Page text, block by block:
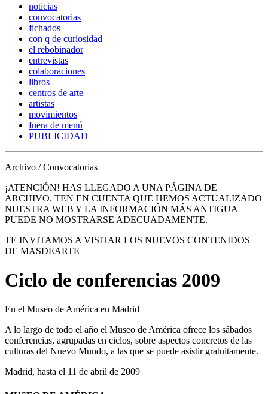
noticias
convocatorias
fichados
con q de curiosidad
el rebobinador
entrevistas
colaboraciones
libros
centros de arte
artistas
movimientos
fuera de menú
PUBLICIDAD
Archivo / Convocatorias
¡ATENCIÓN! HAS LLEGADO A UNA PÁGINA DE
ARCHIVO. TEN EN CUENTA QUE HEMOS ACTUALIZADO
NUESTRA WEB Y LA INFORMACIÓN MÁS ANTIGUA
PUEDE NO MOSTRARSE ADECUADAMENTE.
TE INVITAMOS A VISITAR LOS NUEVOS CONTENIDOS
DE MASDEARTE
Ciclo de conferencias 2009
En el Museo de América en Madrid
A lo largo de todo el año el Museo de América ofrece los sábados
conferencias, agrupadas en ciclos, sobre aspectos concretos de las
culturas del Nuevo Mundo, a las que se puede asistir gratuitamente.
Madrid, hasta el 11 de abril de 2009